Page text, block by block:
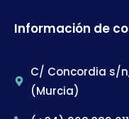
Información de
C/ Concordia s/
(Murcia)